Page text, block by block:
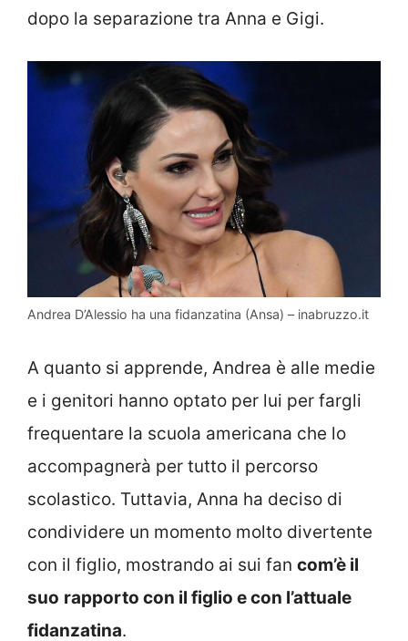
dopo la separazione tra Anna e Gigi.
Andrea D’Alessio ha una fidanzatina (Ansa) – inabruzzo.it
A quanto si apprende, Andrea è alle medie
e i genitori hanno optato per lui per fargli
frequentare la scuola americana che lo
accompagnerà per tutto il percorso
scolastico. Tuttavia, Anna ha deciso di
condividere un momento molto divertente
con il figlio, mostrando ai sui fan com’è il
suo rapporto con il figlio e con l’attuale
fidanzatina.